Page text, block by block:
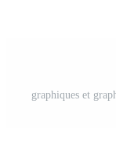
graphiques et